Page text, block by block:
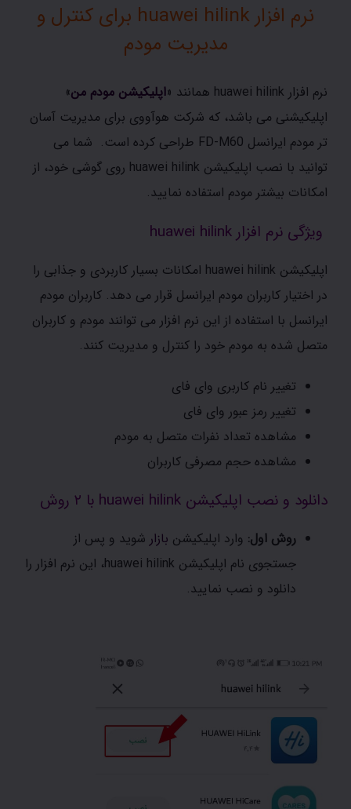
نرم افزار huawei hilink برای کنترل و
مدیریت مودم
نرم افزار huawei hilink همانند « اپلیکیشن مودم من»
اپلیکیشنی می باشد، که شرکت هوآووی برای مدیریت آسان
تر مودم ایرانسل FD-M60 طراحی کرده است. شما می
توانید با نصب اپلیکیشن huawei hilink روی گوشی خود، از
امکانات بیشتر مودم استفاده نمایید.
ویژگی نرم افزار huawei hilink
اپلیکیشن huawei hilink امکانات بسیار کاربردی و جذابی را
در اختیار کاربران مودم ایرانسل قرار می دهد. کاربران مودم
ایرانسل با استفاده از این نرم افزار می توانند مودم و کاربران
متصل شده به مودم خود را کنترل و مدیریت کنند.
تغییر نام کاربری وای فای
تغییر رمز عبور وای فای
مشاهده تعداد نفرات متصل به مودم
مشاهده حجم مصرفی کاربران
دانلود و نصب اپلیکیشن huawei hilink با ۲ روش
روش اول: وارد اپلیکیشن بازار شوید و پس از
جستجوی نام اپلیکیشن huawei hilink، این نرم افزار را
دانلود و نصب نمایید.